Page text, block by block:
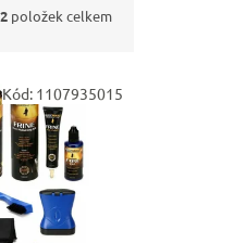
položek celkem
Kód: 1107935015